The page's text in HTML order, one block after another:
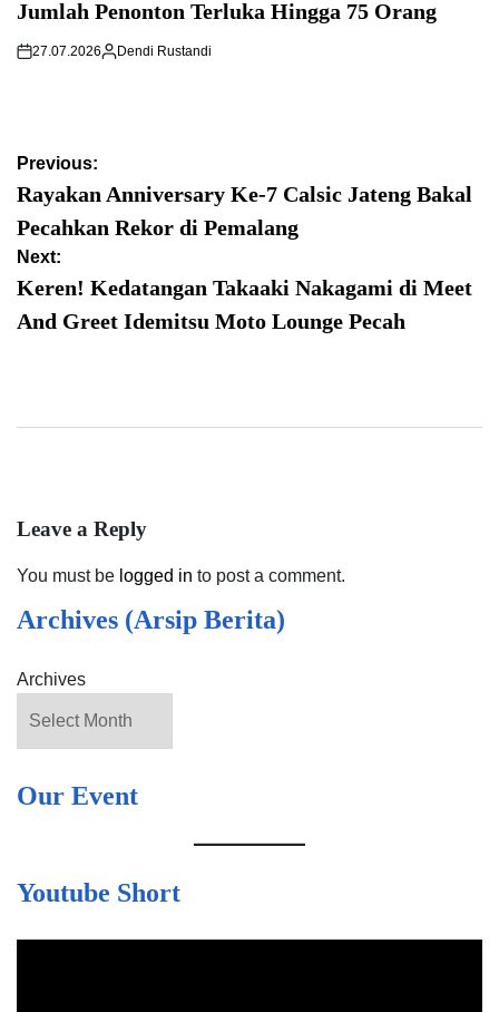
Jumlah Penonton Terluka Hingga 75 Orang
27.07.2026 Dendi Rustandi
Post
navigation
Previous:
Rayakan Anniversary Ke-7 Calsic Jateng Bakal
Pecahkan Rekor di Pemalang
Next:
Keren! Kedatangan Takaaki Nakagami di Meet
And Greet Idemitsu Moto Lounge Pecah
Leave a Reply
You must be logged in to post a comment.
Archives (Arsip Berita)
Archives
Our Event
Youtube Short